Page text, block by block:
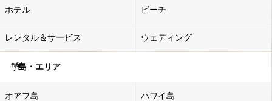
ホテル ビーチ
レンタル＆サービス ウェディング
島・エリア
オアフ島 ハワイ島